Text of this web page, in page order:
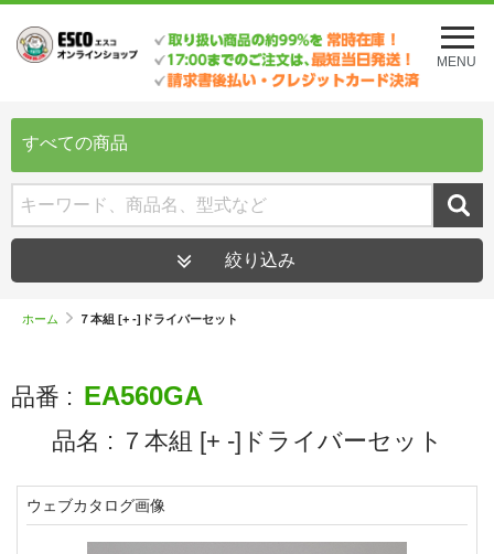
メ
ニ
ュ
を
MENU
すべての商品
絞り込み
ホーム ７本組 [+ -]ドライバーセット
品番 : EA560GA
品名 : ７本組 [+ -]ドライバーセット
ウェブカタログ画像